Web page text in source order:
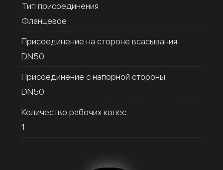
Тип присоединения
Фланцевое
Присоединение на стороне всасывания
DN50
Присоединение с напорной стороны
DN50
Количество рабочих колес
1